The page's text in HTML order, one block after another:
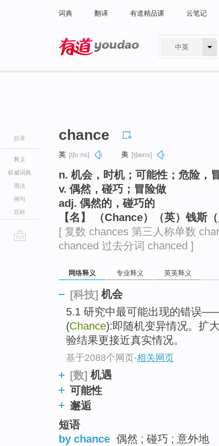
词典 翻译 有道精品课 云笔记
中英
目录
释义
权威词典
用法
例句
百科
chance
英 [tʃɑːns] 美 [tʃæns]
n. 机会，时机；可能性；危险，
v. 偶然，碰巧；冒险做
adj. 偶然的，碰巧的
【名】 （Chance）（英）钱斯
[ 复数 chances 第三人称单数
chanced 过去分词 chanced ]
网络释义 专业释义 英英释义
[科技] 机会
5.1 研究中最可能出现的错误
(Chance):即随机变异情况。扩
验结果更接近真实情况。
基于2088个网页-相关网页
[数] 机遇
可能性
邂逅
短语
by chance 偶然 ; 碰巧 ; 意外地